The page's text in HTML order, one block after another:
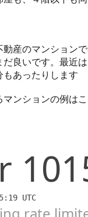
動産のマンション
良いです。最近
もあったりします
マンションの例はこ
勝どき】３期２次